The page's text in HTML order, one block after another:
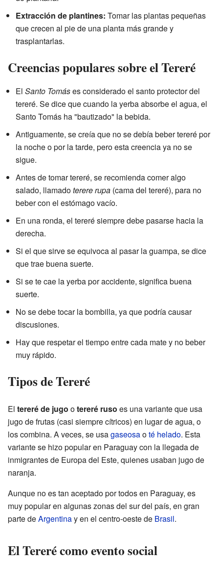
Extracción de plantines: Tomar las plantas pequeñas
que crecen al pie de una planta más grande y
trasplantarlas.
Creencias populares sobre el Tereré
El Santo Tomáses considerado el santo protector del
tereré. Se dice que cuando la yerba absorbe el agua, el
Santo Tomás ha "bautizado" la bebida.
Antiguamente, se creía que no se debía beber tereré por
la noche o por la tarde, pero esta creencia ya no se
sigue.
Antes de tomar tereré, se recomienda comer algo
salado, llamadoterere rupa (cama del tereré), para no
beber con el estómago vacío.
En una ronda, el tereré siempre debe pasarse hacia la
derecha.
Si el que sirve se equivoca al pasar la guampa, se dice
que trae buena suerte.
Si se te cae la yerba por accidente, significa buena
suerte.
No se debe tocar la bombilla, ya que podría causar
discusiones.
Hay que respetar el tiempo entre cada mate y no beber
muy rápido.
Tipos de Tereré
El tereré de jugo otereré ruso es una variante que usa
jugo de frutas (casi siempre cítricos) en lugar de agua, o
los combina. A veces, se usagaseosaoté helado. Esta
variante se hizo popular en Paraguay con la llegada de
inmigrantes de Europa del Este, quienes usaban jugo de
naranja.
Aunque no es tan aceptado por todos en Paraguay, es
muy popular en algunas zonas del sur del país, en gran
parte deArgentinay en el centro-oeste de Brasil.
El Tereré como evento social